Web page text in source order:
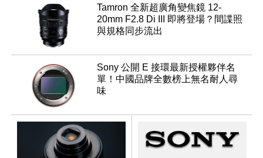
Tamron 全新超廣角變焦鏡 12-
20mm F2.8 Di III 即將登場？間諜照
與規格同步流出
Sony 公開 E 接環最新授權夥伴名
單！中國品牌全數榜上無名耐人尋
味